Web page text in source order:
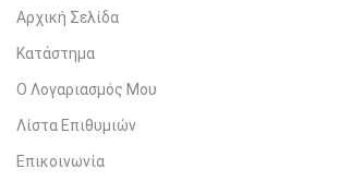
Αρχική Σελίδα
Κατάστημα
Ο Λογαριασμός Μου
Λίστα Επιθυμιών
Επικοινωνία